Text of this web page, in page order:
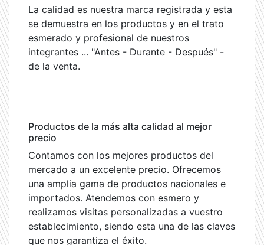
La calidad es nuestra marca registrada y esta
se demuestra en los productos y en el trato
esmerado y profesional de nuestros
integrantes ... "Antes - Durante - Después" -
de la venta.
Productos de la más alta calidad al mejor
precio
Contamos con los mejores productos del
mercado a un excelente precio. Ofrecemos
una amplia gama de productos nacionales e
importados. Atendemos con esmero y
realizamos visitas personalizadas a vuestro
establecimiento, siendo esta una de las claves
que nos garantiza el éxito.